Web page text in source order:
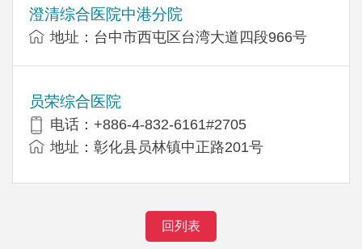
澄清综合医院中港分院
地址：台中市西屯区台湾大道四段966号
员荣综合医院
电话：+886-4-832-6161#2705
地址：彰化县员林镇中正路201号
回列表